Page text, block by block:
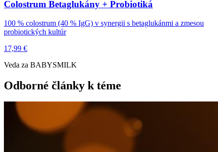
Colostrum Betaglukány + Probiotiká
100 % colostrum (40 % IgG) v synergii s betaglukánmi a zmesou
probiotických kultúr
17,99 €
Veda za BABYSMILK
Odborné články k téme